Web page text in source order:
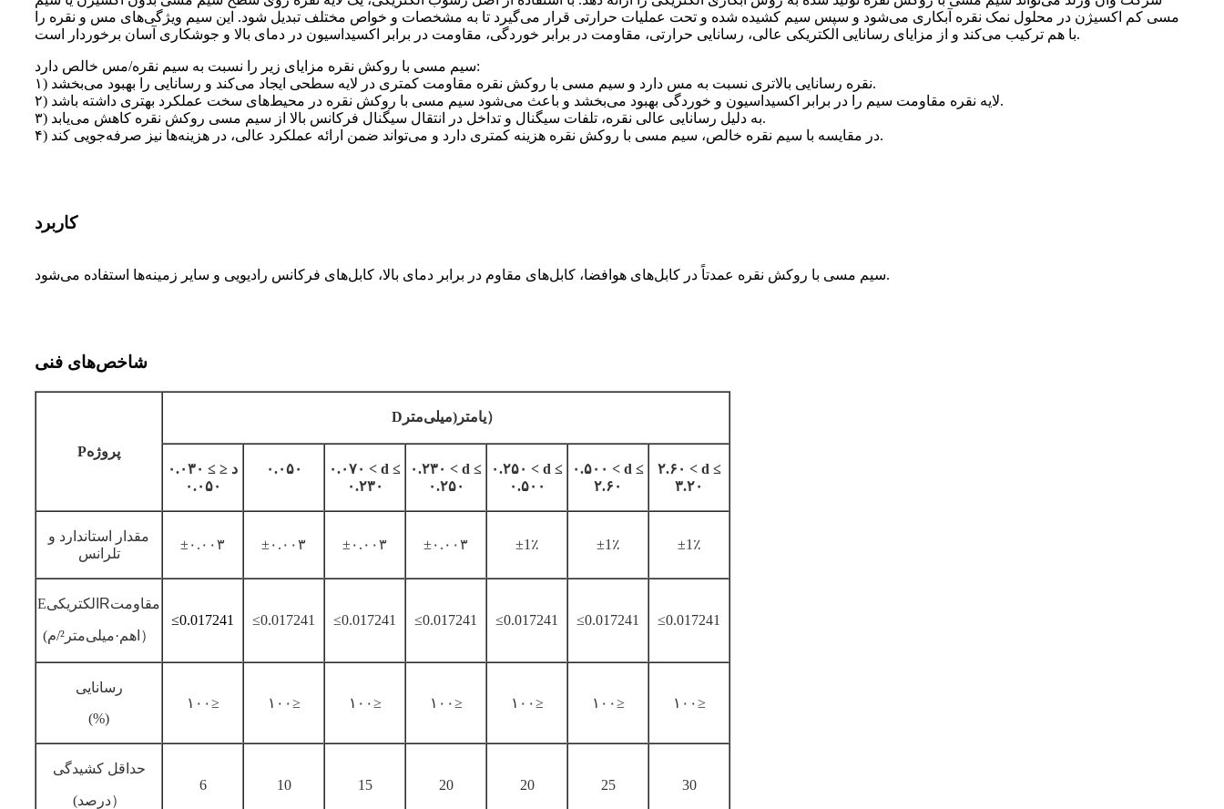
مسی کم اکسیژن در محلول نمک نقره آبکاری می‌شود و سپس سیم کشیده شده و تحت عملیات حرارتی قرار می‌گیرد تا به مشخصات و خواص مختلف تبدیل شود. این سیم ویژگی‌های مس و نقره را
با هم ترکیب می‌کند و از مزایای رسانایی الکتریکی عالی، رسانایی حرارتی، مقاومت در برابر خوردگی، مقاومت در برابر اکسیداسیون در دمای بالا و جوشکاری آسان برخوردار است.
سیم مسی با روکش نقره مزایای زیر را نسبت به سیم نقره/مس خالص دارد:
۱) نقره رسانایی بالاتری نسبت به مس دارد و سیم مسی با روکش نقره مقاومت کمتری در لایه سطحی ایجاد می‌کند و رسانایی را بهبود می‌بخشد.
۲) لایه نقره مقاومت سیم را در برابر اکسیداسیون و خوردگی بهبود می‌بخشد و باعث می‌شود سیم مسی با روکش نقره در محیط‌های سخت عملکرد بهتری داشته باشد.
۳) به دلیل رسانایی عالی نقره، تلفات سیگنال و تداخل در انتقال سیگنال فرکانس بالا از سیم مسی روکش نقره کاهش می‌یابد.
۴) در مقایسه با سیم نقره خالص، سیم مسی با روکش نقره هزینه کمتری دارد و می‌تواند ضمن ارائه عملکرد عالی، در هزینه‌ها نیز صرفه‌جویی کند.
کاربرد
سیم مسی با روکش نقره عمدتاً در کابل‌های هوافضا، کابل‌های مقاوم در برابر دمای بالا، کابل‌های فرکانس رادیویی و سایر زمینه‌ها استفاده می‌شود.
شاخص‌های فنی
Pپروژه
D یامتر( میلی‌متر）
۰.۰۳۰ ≤ د ≤
۰.۰۵۰
۰.۰۵۰
۰.۰۷۰ < d ≤
۰.۲۳۰
۰.۲۳۰ < d ≤
۰.۲۵۰
۰.۲۵۰ < d ≤
۰.۵۰۰
۰.۵۰۰ < d ≤
۲.۶۰
۲.۶۰ < d ≤
۳.۲۰
مقدار استاندارد و
تلرانس
±۰.۰۰۳ ±۰.۰۰۳ ±۰.۰۰۳ ±۰.۰۰۳ ±1٪ ±1٪ ±1٪
Eالکتریکی Rمقاومت
( اهم·میلی‌متر ² /م）
≤0.017241 ≤0.017241 ≤0.017241 ≤0.017241 ≤0.017241 ≤0.017241 ≤0.017241
رسانایی
(%)
۱۰۰≥ ۱۰۰≥ ۱۰۰≥ ۱۰۰≥ ۱۰۰≥ ۱۰۰≥ ۱۰۰≥
حداقل کشیدگی
( درصد）
6 10 15 20 20 25 30